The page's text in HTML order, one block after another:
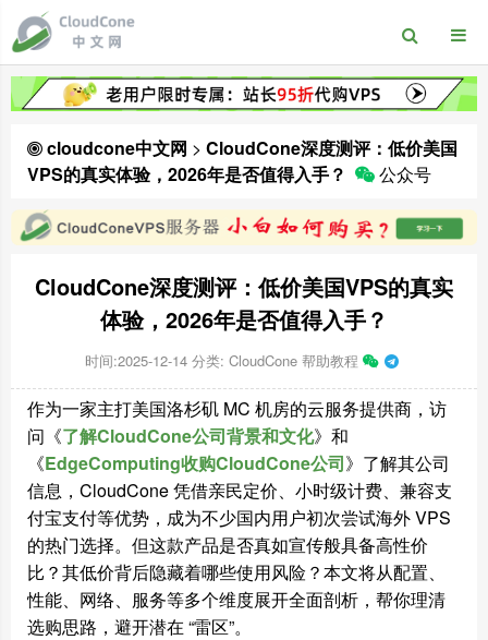
cloudcone中文网 > CloudCone深度测评：低价美国
VPS的真实体验，2026年是否值得入手？
公众号
CloudCone深度测评：低价美国VPS的真实
体验，2026年是否值得入手？
时间:2025-12-14 分类: CloudCone 帮助教程
作为一家主打美国洛杉矶 MC 机房的云服务提供商，访
问《了解CloudCone公司背景和文化》和
《EdgeComputing收购CloudCone公司》了解其公司
信息，CloudCone 凭借亲民定价、小时级计费、兼容支
付宝支付等优势，成为不少国内用户初次尝试海外 VPS
的热门选择。但这款产品是否真如宣传般具备高性价
比？其低价背后隐藏着哪些使用风险？本文将从配置、
性能、网络、服务等多个维度展开全面剖析，帮你理清
选购思路，避开潜在 “雷区”。